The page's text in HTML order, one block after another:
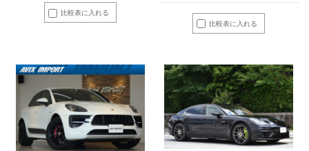
比較表に入れる
比較表に入れる